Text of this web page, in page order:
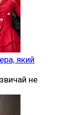
який
не